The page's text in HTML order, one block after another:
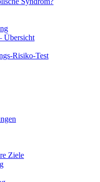
Übersicht
Risiko-Test
Ziele